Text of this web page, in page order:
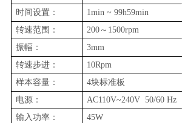
时间设置：
1min ~ 99h59min
转速范围：
200～1500rpm
振幅：
3mm
转速步进：
10Rpm
样本容量：
4块标准板
电源：
AC110V~240V 50/60 Hz
输入功率：
45W